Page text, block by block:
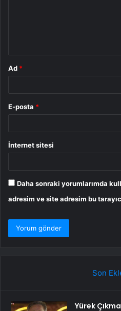
Ad *
E-posta *
İnternet sitesi
Daha sonraki yorumlarımda
adresim ve site adresim bu
Son
Yürek